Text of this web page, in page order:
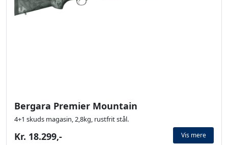
Bergara Premier Mountain
4+1 skuds magasin, 2,8kg, rustfrit stål.
Kr. 18.299,- Vis mere